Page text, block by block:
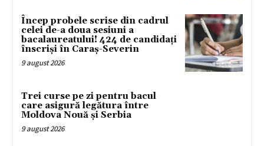
Încep probele scrise din cadrul
celei de-a doua sesiuni a
bacalaureatului! 424 de candidați
înscriși în Caraș-Severin
9 august 2026
Trei curse pe zi pentru bacul
care asigură legătura între
Moldova Nouă și Serbia
9 august 2026